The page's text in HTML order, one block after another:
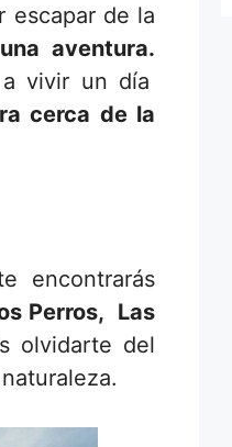
escapar de la
aventura.
vivir un día
cerca de la
encontrarás
Perros, Las
olvidarte del